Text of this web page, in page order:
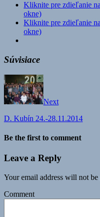
Kliknite pre zdieľanie
okne)
Kliknite pre zdieľanie
okne)
Súvisiace
Next
D. Kubín 24.-28.11.2014
Be the first to comment
Leave a Reply
Your email address will not be
Comment